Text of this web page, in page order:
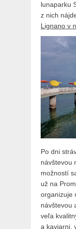
lunaparku
z nich
Lignano v
Po dni
návštevou
možností
už na
organizuje
návštevou
veľa
a kaviarni,